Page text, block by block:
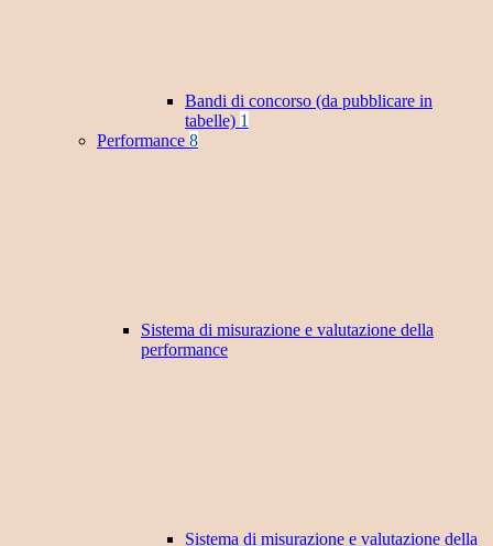
Bandi di concorso (da pubblicare in
tabelle) 1
Performance 8
Sistema di misurazione e valutazione della
performance
Sistema di misurazione e valutazione della